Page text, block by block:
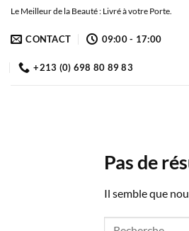
Passer
contenu
Le Meilleur de la Beauté : Livré à votre Porte.
CONTACT 09:00 - 17:00
+213 (0) 698 80 89 83
Pas de
Il semble que